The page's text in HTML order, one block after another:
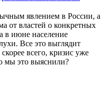
явлением в России, а
от властей о конкретных
в июне население
Все это выглядит
всего, кризис уже
мы это выяснили?